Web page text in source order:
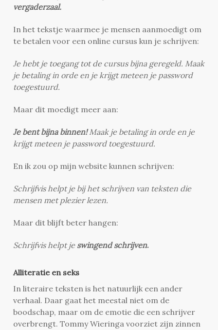
vergaderzaal.
In het tekstje waarmee je mensen aanmoedigt om
te betalen voor een online cursus kun je schrijven:
Je hebt je toegang tot de cursus bijna geregeld. Maak
je betaling in orde en je krijgt meteen je password
toegestuurd.
Maar dit moedigt meer aan:
Je bent bijna binnen!Maak je betaling in orde en je
krijgt meteen je password toegestuurd.
En ik zou op mijn website kunnen schrijven:
Schrijfvis helpt je bij het schrijven van teksten die
mensen met plezier lezen.
Maar dit blijft beter hangen:
Schrijfvis helpt je swingend schrijven.
Alliteratie en seks
In literaire teksten is het natuurlijk een ander
verhaal. Daar gaat het meestal niet om de
boodschap, maar om de emotie die een schrijver
overbrengt. Tommy Wieringa voorziet zijn zinnen